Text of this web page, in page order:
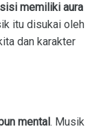
memiliki aura
itu disukai oleh
dan karakter
mental. Musik